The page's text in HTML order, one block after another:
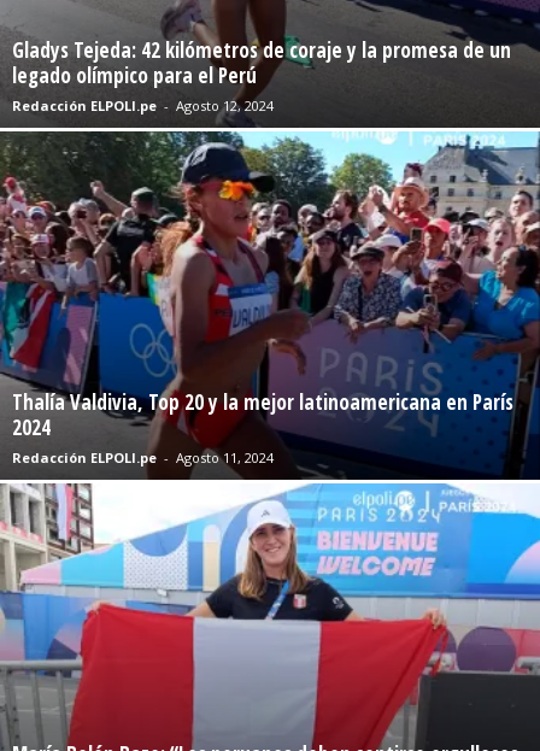
Gladys Tejeda: 42 kilómetros de coraje y la promesa de un
legado olímpico para el Perú
Redacción ELPOLI.pe - Agosto 12, 2024
Thalía Valdivia, Top 20 y la mejor latinoamericana en París
2024
Redacción ELPOLI.pe - Agosto 11, 2024